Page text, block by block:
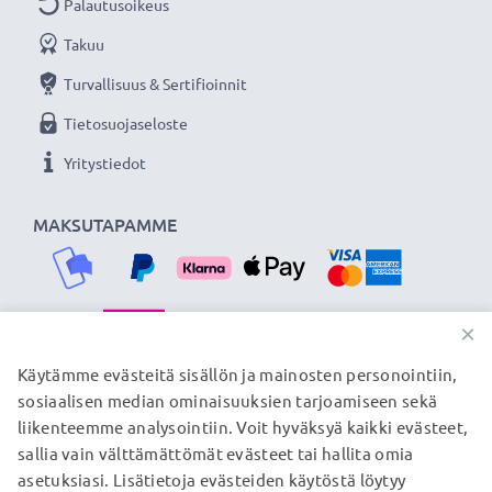
Ihanteellinen lataus- ja synkronointijohto - CELLONIC
USB-kaapelilla voit ladata tai siirtää tärkeimmät
tiedostosi ASUS puhelimelta nopeasti ja turvallisesti.
★3 vuoden takuu
verkkokauppa, joka tarjoaa laadukkaita tuotteita, ja
siksi tarjoamme 36 kuukauden takuun!
MAKSUTAPAMME
Palautusoikeus
Takuu
Turvallisuus & Sertifioinnit
Tietosuojaseloste
Yritystiedot
TOIMITUSKUMPPANIMME
© subtel.fi 2026
Kaikki hinnat sisältävät arvonlisäveron, mutta ei
×
Käytämme evästeitä sisällön ja mainosten personointiin,
sosiaalisen median ominaisuuksien tarjoamiseen sekä
liikenteemme analysointiin. Voit hyväksyä kaikki evästeet,
sallia vain välttämättömät evästeet tai hallita omia
asetuksiasi. Lisätietoja evästeiden käytöstä löytyy